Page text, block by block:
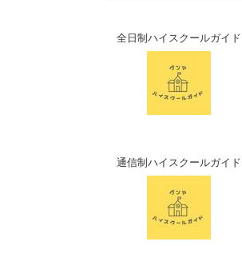
全日制ハイスクールガイド
通信制ハイスクールガイド